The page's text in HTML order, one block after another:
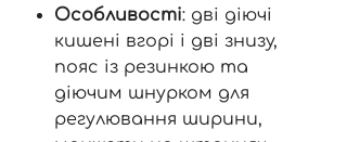
Особливості: дві діючі
кишені вгорі і дві знизу,
пояс із резинкою та
діючим шнурком для
регулювання ширини,